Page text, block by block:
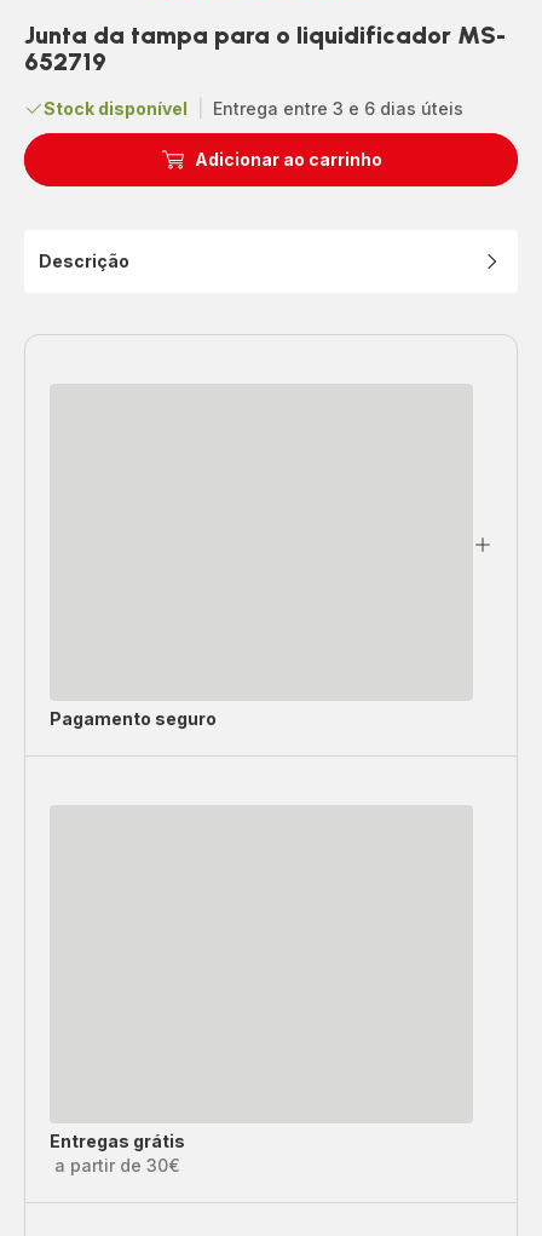
Junta da tampa para o liquidificador MS-
652719
Stock disponível Entrega entre 3 e 6 dias úteis
Adicionar ao carrinho
Descrição
Pagamento seguro
Entregas grátis
a partir de 30€